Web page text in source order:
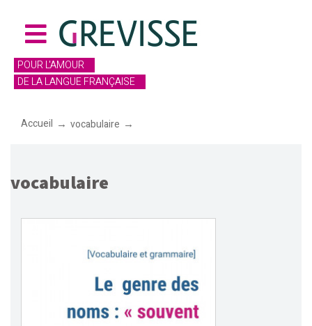
POUR L'AMOUR
DE LA LANGUE FRANÇAISE
Accueil vocabulaire
vocabulaire